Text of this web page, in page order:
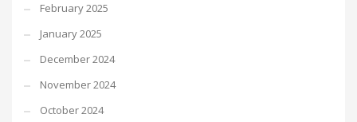
February 2025
January 2025
December 2024
November 2024
October 2024